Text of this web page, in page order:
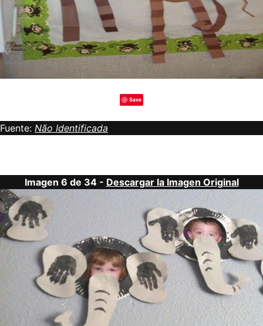
Save
Fuente: Não Identificada
Imagen 6 de 34 - Descargar la Imagen Original